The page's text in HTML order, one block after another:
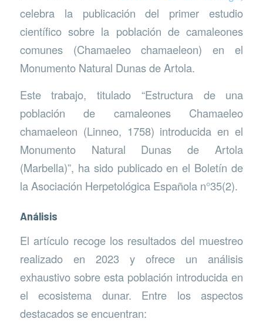
celebra la publicación del primer estudio
científico sobre la población de camaleones
comunes (Chamaeleo chamaeleon) en el
Monumento Natural Dunas de Artola.
Este trabajo, titulado “Estructura de una
población de camaleones Chamaeleo
chamaeleon (Linneo, 1758) introducida en el
Monumento Natural Dunas de Artola
(Marbella)”, ha sido publicado en el Boletín de
la Asociación Herpetológica Española n°35(2).
Análisis
El artículo recoge los resultados del muestreo
realizado en 2023 y ofrece un análisis
exhaustivo sobre esta población introducida en
el ecosistema dunar. Entre los aspectos
destacados se encuentran: